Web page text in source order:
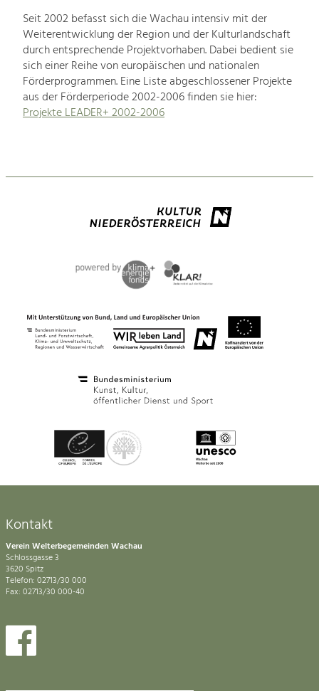
Seit 2002 befasst sich die Wachau intensiv mit der
Weiterentwicklung der Region und der Kulturlandschaft
durch entsprechende Projektvorhaben. Dabei bedient sie
sich einer Reihe von europäischen und nationalen
Förderprogrammen. Eine Liste abgeschlossener Projekte
aus der Förderperiode 2002-2006 finden sie hier:
Projekte LEADER+ 2002-2006
Kontakt
Verein Welterbegemeinden Wachau
Schlossgasse 3
3620 Spitz
Telefon: 02713/30 000
Fax: 02713/30 000-40